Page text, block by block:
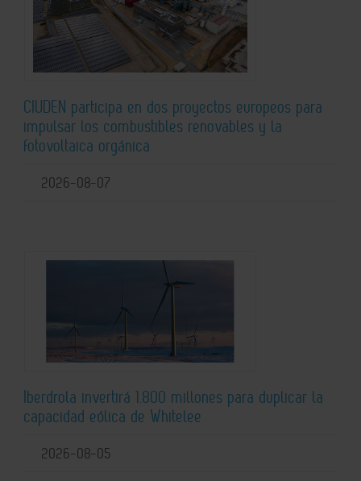
CIUDEN participa en dos proyectos europeos para
impulsar los combustibles renovables y la
fotovoltaica orgánica
2026-08-07
Iberdrola invertirá 1.800 millones para duplicar la
capacidad eólica de Whitelee
2026-08-05